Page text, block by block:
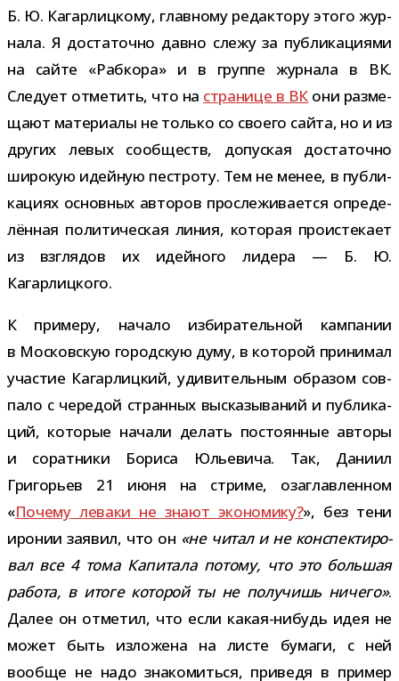
Б. Ю. Кагарлицкому, глав­ному редак­тору этого жур­
нала. Я доста­точно давно слежу за пуб­ли­ка­ци­ями
на сайте «Рабкора» и в группе жур­нала в ВК.
Следует отме­тить, что на стра­нице в ВК они раз­ме­
щают мате­ри­алы не только со сво­его сайта, но и из
дру­гих левых сооб­ществ, допус­кая доста­точно
широ­кую идей­ную пест­роту. Тем не менее, в пуб­ли­
ка­циях основ­ных авто­ров про­сле­жи­ва­ется опре­де­
лён­ная поли­ти­че­ская линия, кото­рая про­ис­те­кает
из взгля­дов их идей­ного лидера — Б. Ю.
Кагарлицкого.
К при­меру, начало изби­ра­тель­ной кам­па­нии
в Московскую город­скую думу, в кото­рой при­ни­мал
уча­стие Кагарлицкий, уди­ви­тель­ным обра­зом сов­
пало с чере­дой стран­ных выска­зы­ва­ний и пуб­ли­ка­
ций, кото­рые начали делать посто­ян­ные авторы
и сорат­ники Бориса Юльевича. Так, Даниил
Григорьев 21 июня на стриме, оза­глав­лен­ном
«Почему леваки не знают эко­но­мику?», без тени
иро­нии заявил, что он «не читал и не кон­спек­ти­ро­
вал все 4 тома Капитала потому, что это боль­шая
работа, в итоге кото­рой ты не полу­чишь ничего».
Далее он отме­тил, что если какая-​нибудь идея не
может быть изло­жена на листе бумаги, с ней
вообще не надо зна­ко­миться, при­ведя в при­мер